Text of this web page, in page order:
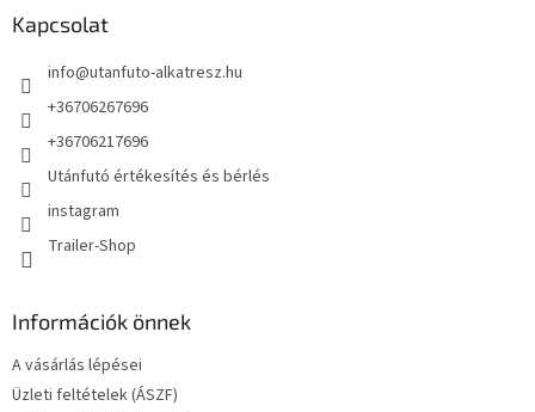
Kapcsolat
info@utanfuto-alkatresz.hu
+36706267696
+36706217696
Utánfutó értékesítés és bérlés
instagram
Trailer-Shop
Információk önnek
A vásárlás lépései
Üzleti feltételek (ÁSZF)